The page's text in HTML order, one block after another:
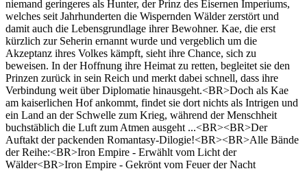
niemand geringeres als Hunter, der Prinz des Eisernen Imperiums,
welches seit Jahrhunderten die Wispernden Wälder zerstört und
damit auch die Lebensgrundlage ihrer Bewohner. Kae, die erst
kürzlich zur Seherin ernannt wurde und vergeblich um die
Akzeptanz ihres Volkes kämpft, sieht ihre Chance, sich zu
beweisen. In der Hoffnung ihre Heimat zu retten, begleitet sie den
Prinzen zurück in sein Reich und merkt dabei schnell, dass ihre
Verbindung weit über Diplomatie hinausgeht.<BR>Doch als Kae
am kaiserlichen Hof ankommt, findet sie dort nichts als Intrigen und
ein Land an der Schwelle zum Krieg, während der Menschheit
buchstäblich die Luft zum Atmen ausgeht ...<BR><BR>Der
Auftakt der packenden Romantasy-Dilogie!<BR><BR>Alle Bände
der Reihe:<BR>Iron Empire - Erwählt vom Licht der
Wälder<BR>Iron Empire - Gekrönt vom Feuer der Nacht